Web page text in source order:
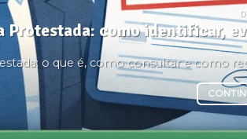
Protestada: como identificar,
o que é, como consultar e como